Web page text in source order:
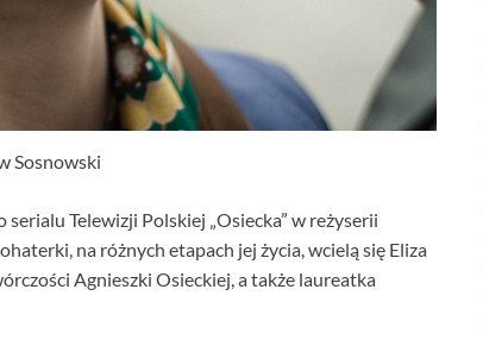
Sosnowski
Telewizji Polskiej „Osiecka” w reżyserii
na różnych etapach jej życia, wcielą się Eliza
Agnieszki Osieckiej, a także laureatka